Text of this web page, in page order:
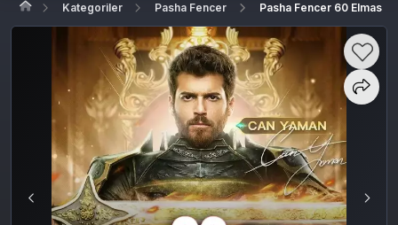
Kategoriler Pasha Fencer Pasha Fencer 60 Elmas